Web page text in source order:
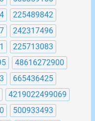
225489842
242317496
225713083
48616272900
665436425
4219022499069
500933493